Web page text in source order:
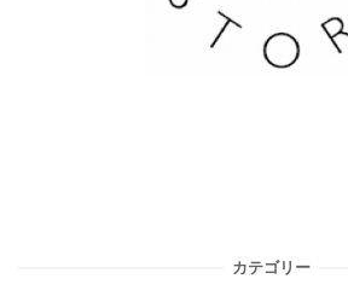
カテゴリー